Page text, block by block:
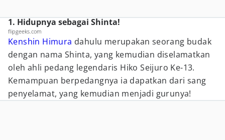
1. Hidupnya sebagai Shinta!
flipgeeks.com
Kenshin Himura dahulu merupakan seorang budak
dengan nama Shinta, yang kemudian diselamatkan
oleh ahli pedang legendaris Hiko Seijuro Ke-13.
Kemampuan berpedangnya ia dapatkan dari sang
penyelamat, yang kemudian menjadi gurunya!